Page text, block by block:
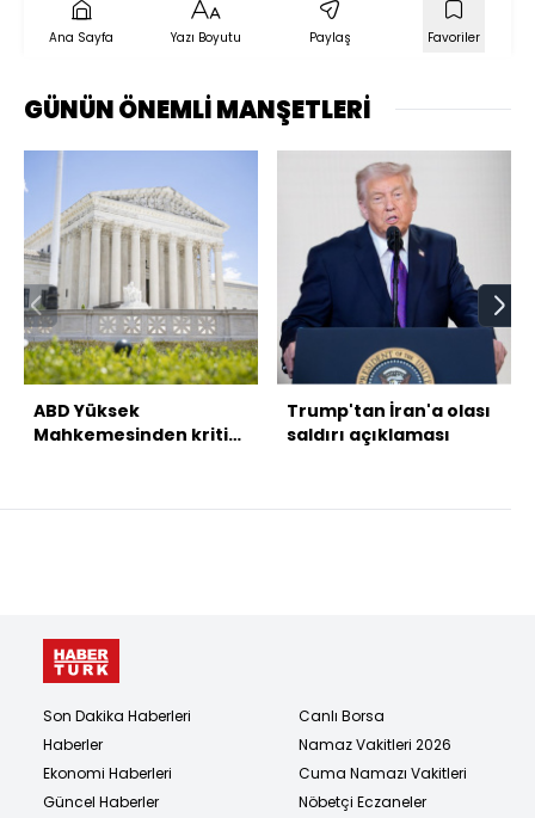
Ana Sayfa Yazı Boyutu Paylaş Favoriler
GÜNÜN ÖNEMLİ MANŞETLERİ
ABD Yüksek
Mahkemesinden kritik
Trump'tan İran'a olası
saldırı açıklaması
Son Dakika Haberleri
Haberler
Ekonomi Haberleri
Güncel Haberler
Canlı Borsa
Namaz Vakitleri 2026
Cuma Namazı Vakitleri
Nöbetçi Eczaneler